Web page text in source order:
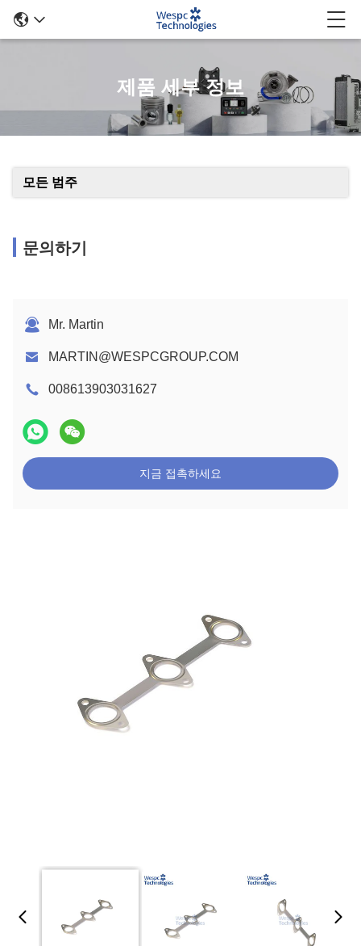
제품 세부 정보
모든 범주
문의하기
Mr. Martin
MARTIN@WESPCGROUP.COM
008613903031627
지금 접촉하세요